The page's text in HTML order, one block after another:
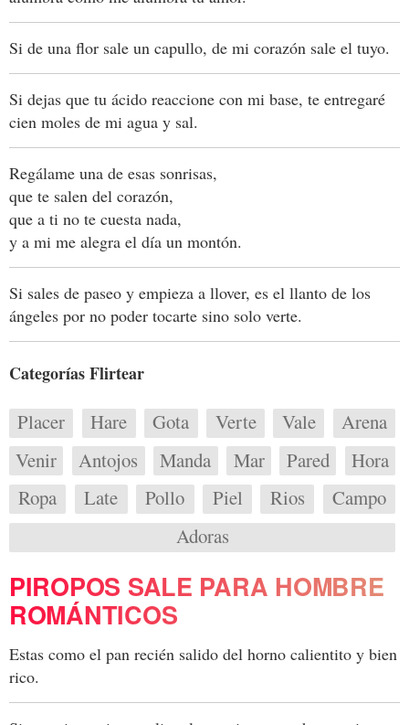
Si de una flor sale un capullo, de mi corazón sale el tuyo.
Si dejas que tu ácido reaccione con mi base, te entregaré
cien moles de mi agua y sal.
Regálame una de esas sonrisas,
que te salen del corazón,
que a ti no te cuesta nada,
y a mi me alegra el día un montón.
Si sales de paseo y empieza a llover, es el llanto de los
ángeles por no poder tocarte sino solo verte.
Categorías Flirtear
Placer Hare Gota Verte Vale
Arena
Venir
Antojos Manda Mar Pared
Hora
Ropa
Late Pollo Piel Rios
Campo
Adoras
PIROPOS SALE PARA HOMBRE
ROMÁNTICOS
Estas como el pan recién salido del horno calientito y bien
rico.